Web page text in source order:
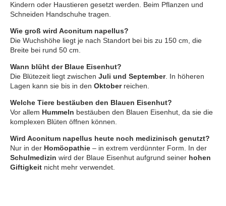
Kindern oder Haustieren gesetzt werden. Beim Pflanzen und
Schneiden Handschuhe tragen.
Wie groß wird Aconitum napellus?
Die Wuchshöhe liegt je nach Standort bei bis zu 150 cm, die
Breite bei rund 50 cm.
Wann blüht der Blaue Eisenhut?
Die Blütezeit liegt zwischen Juli und September. In höheren
Lagen kann sie bis in den Oktoberreichen.
Welche Tiere bestäuben den Blauen Eisenhut?
Vor allem Hummeln bestäuben den Blauen Eisenhut, da sie die
komplexen Blüten öffnen können.
Wird Aconitum napellus heute noch medizinisch genutzt?
Nur in der Homöopathie – in extrem verdünnter Form. In der
Schulmedizin wird der Blaue Eisenhut aufgrund seiner hohen
Giftigkeit nicht mehr verwendet.